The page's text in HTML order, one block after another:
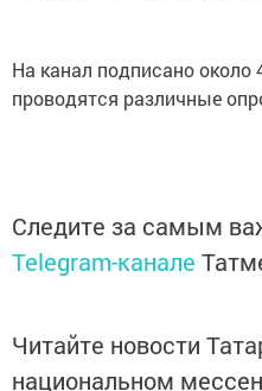
На канал подписано около
проводятся различные
Следите за самым
Telegram-канале
Читайте новости
национальном